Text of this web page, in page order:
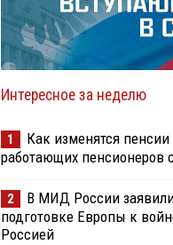
Интересное за неделю
1
Как изменятся пенсии
работающих пенсионеров
2
В МИД России
подготовке Европы к
Россией